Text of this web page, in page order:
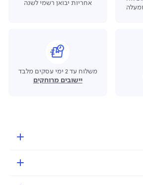
אחריות יבואן רשמי לשנה
משלוח עד 2 ימי עסקים מלבד
יישובים מרוחקים